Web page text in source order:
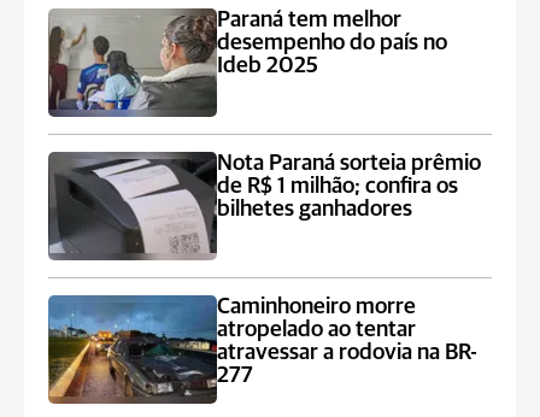
Paraná tem melhor
desempenho do país no
Ideb 2025
Nota Paraná sorteia prêmio
de R$ 1 milhão; confira os
bilhetes ganhadores
Caminhoneiro morre
atropelado ao tentar
atravessar a rodovia na BR-
277